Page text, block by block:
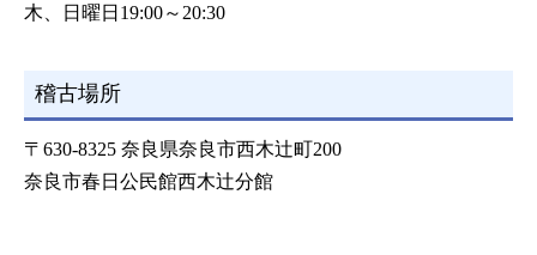
木、日曜日19:00～20:30
稽古場所
〒630-8325 奈良県奈良市西木辻町200
奈良市春日公民館西木辻分館